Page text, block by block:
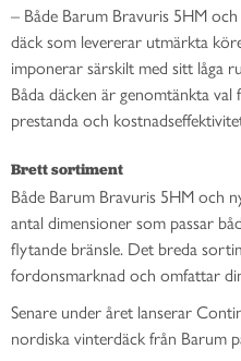
– Både Barum Bravuris 5HM
däck som levererar utmärkta
imponerar särskilt med sitt låga
Båda däcken är genomtänkta
prestanda och
Brett sortiment
Både Barum Bravuris 5HM och
antal dimensioner som passar
flytande bränsle. Det breda
fordonsmarknad och omfattar
Senare under året lanserar
nordiska vinterdäck från Barum